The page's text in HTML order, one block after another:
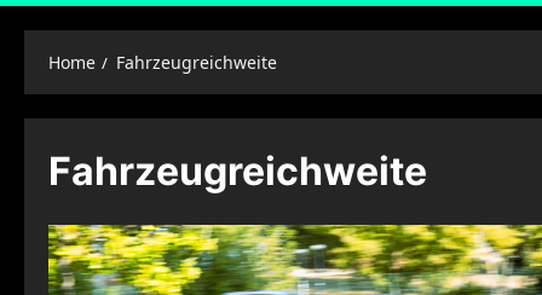
Home Fahrzeugreichweite
Fahrzeugreichweite